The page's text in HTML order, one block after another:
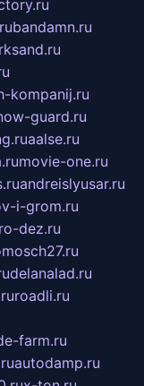
bandamn.ru
kompanij.ru
guard.ru
aalse.ru
movie-one.ru
andreislyusar.ru
i-grom.ru
dez.ru
delanalad.ru
roadli.ru
farm.ru
autodamp.ru